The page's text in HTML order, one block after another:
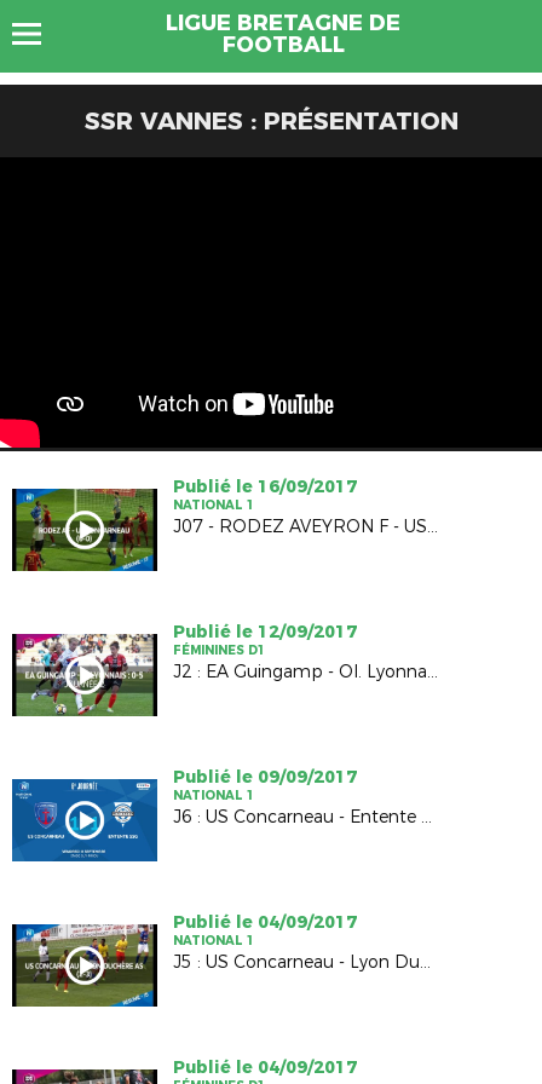
LIGUE BRETAGNE DE
FOOTBALL
SSR VANNES : PRÉSENTATION
Publié le 16/09/2017
NATIONAL 1
J07 - RODEZ AVEYRON F - US CONCARNEAU (O-0)
Publié le 12/09/2017
FÉMININES D1
J2 : EA Guingamp - Ol. Lyonnais (0-5)
Publié le 09/09/2017
NATIONAL 1
J6 : US Concarneau - Entente SSG (1-1)
Publié le 04/09/2017
NATIONAL 1
J5 : US Concarneau - Lyon Duchère AS (2-3)
Publié le 04/09/2017